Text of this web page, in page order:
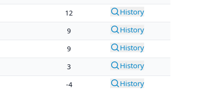
12 History
9 History
9 History
3 History
-4 History